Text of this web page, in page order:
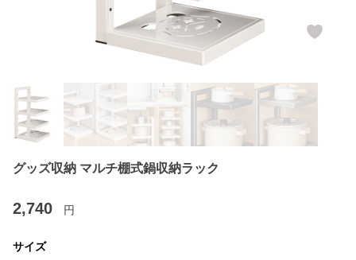
グッズ収納 マルチ棚式鍋収納ラック
2,740 円
サイズ